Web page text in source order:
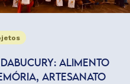
ALIMENTO
ARTESANATO